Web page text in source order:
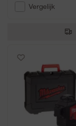
Vergelijk